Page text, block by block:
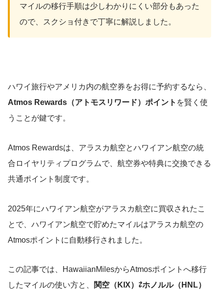
マイルの移行手順は少しわかりにくい部分もあった
ので、スクショ付きで丁寧に解説しました。
ハワイ旅行やアメリカ内の航空券をお得に予約するなら、
Atmos Rewards（アトモスリワード）ポイント を賢く使
うことが鍵です。
Atmos Rewardsは、アラスカ航空とハワイアン航空の統
合ロイヤリティプログラムで、航空券や特典に交換できる
共通ポイント制度です。
2025年にハワイアン航空がアラスカ航空に買収されたこ
とで、ハワイアン航空で貯めたマイルはアラスカ航空の
Atmosポイントに自動移行されました。
この記事では、HawaiianMilesからAtmosポイントへ移行
したマイルの使い方と、
関空（KIX）⇄ホノルル（HNL）